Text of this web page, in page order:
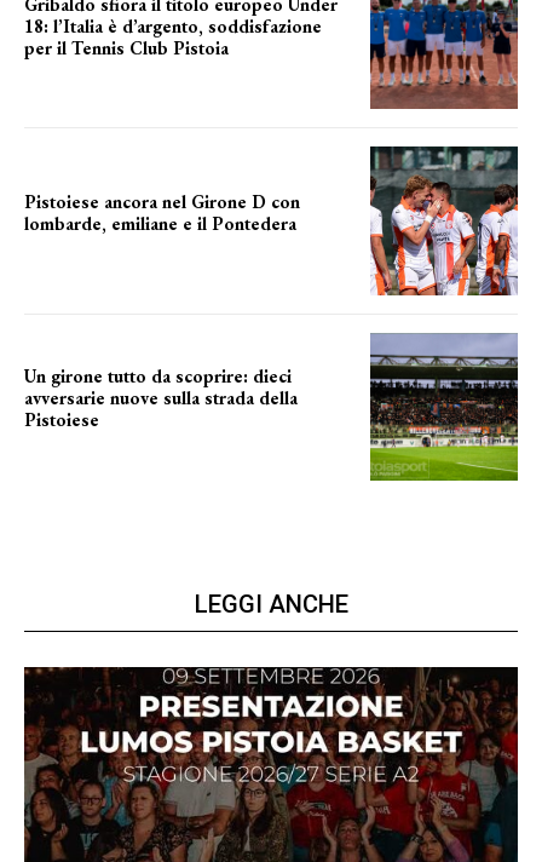
18: l’Italia è d’argento, soddisfazione
per il Tennis Club Pistoia
Pistoiese ancora nel Girone D con
lombarde, emiliane e il Pontedera
Un girone tutto da scoprire: dieci
avversarie nuove sulla strada della
Pistoiese
LEGGI ANCHE